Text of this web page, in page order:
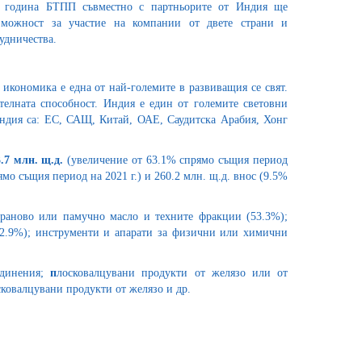
година БТПП съвместно с партньорите от Индия ще
за участие на компании от двете страни и
е една от най-големите в развиващия се свят.
способност. Индия е един от големите световни
са: ЕС, САЩ, Китай, ОАЕ, Саудитска Арабия, Хонг
млн. щ.д. (увеличение от 63.1% спрямо същия период
същия период на 2021 г.) и 260.2 млн. щ.д. внос (9.5%
или памучно масло и техните фракции (53.3%);
инструменти и апарати за физични или химични
плосковалцувани продукти от желязо или от
продукти от желязо и др.